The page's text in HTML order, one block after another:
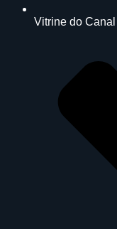
Vitrine do Canal